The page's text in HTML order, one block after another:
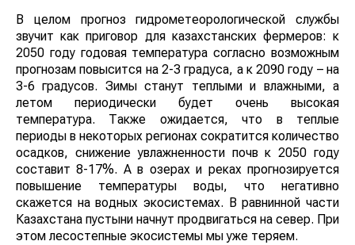
В целом прогноз гидрометеорологической службы
звучит как приговор для казахстанских фермеров: к
2050 году годовая температура согласно возможным
прогнозам повысится на 2-3 градуса, а к 2090 году – на
3-6 градусов. Зимы станут теплыми и влажными, а
летом периодически будет очень высокая
температура. Также ожидается, что в теплые
периоды в некоторых регионах сократится количество
осадков, снижение увлажненности почв к 2050 году
составит 8-17%. А в озерах и реках прогнозируется
повышение температуры воды, что негативно
скажется на водных экосистемах. В равнинной части
Казахстана пустыни начнут продвигаться на север. При
этом лесостепные экосистемы мы уже теряем.